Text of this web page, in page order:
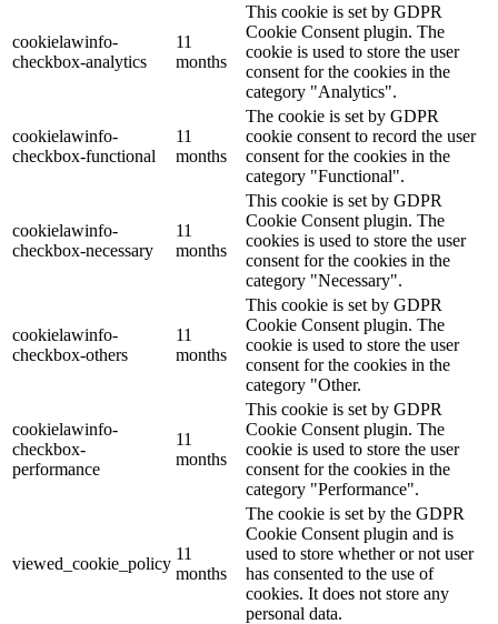
cookielawinfo-
checkbox-analytics
11
months
This cookie is set by GDPR
Cookie Consent plugin. The
cookie is used to store the user
consent for the cookies in the
category "Analytics".
cookielawinfo-
checkbox-functional
11
months
The cookie is set by GDPR
cookie consent to record the user
consent for the cookies in the
category "Functional".
cookielawinfo-
checkbox-necessary
11
months
This cookie is set by GDPR
Cookie Consent plugin. The
cookies is used to store the user
consent for the cookies in the
category "Necessary".
cookielawinfo-
checkbox-others
11
months
This cookie is set by GDPR
Cookie Consent plugin. The
cookie is used to store the user
consent for the cookies in the
category "Other.
cookielawinfo-
checkbox-
performance
11
months
This cookie is set by GDPR
Cookie Consent plugin. The
cookie is used to store the user
consent for the cookies in the
category "Performance".
viewed_cookie_policy
11
months
The cookie is set by the GDPR
Cookie Consent plugin and is
used to store whether or not user
has consented to the use of
cookies. It does not store any
personal data.